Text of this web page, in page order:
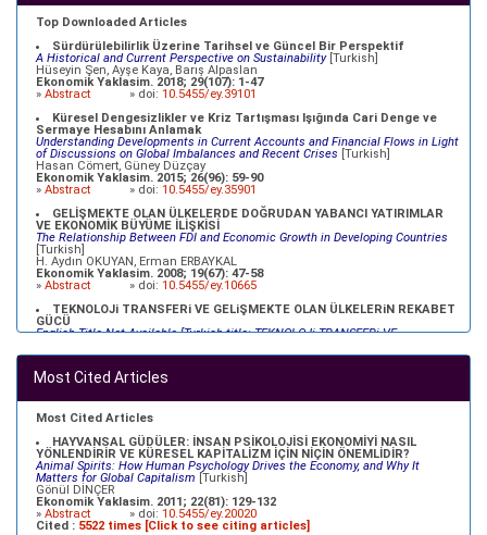
TÜRKİYE EKONOMİSİ İÇİN NAIRU TAHMİNİ
NAIRU Estimation for the Turkish Economy
Ekonomik Yaklasim. 2012; 23(83): 69-91
» Abstract » doi:10.5455/ey.34098
Top Downloaded Articles
Sürdürülebilirlik Üzerine Tarihsel ve Güncel Bir Perspektif
A Historical and Current Perspective on Sustainability[Turkish]
Hüseyin Şen, Ayşe Kaya, Barış Alpaslan
Ekonomik Yaklasim. 2018; 29(107): 1-47
» Abstract » doi: 10.5455/ey.39101
Küresel Dengesizlikler ve Kriz Tartışması Işığında Cari Denge ve
Sermaye Hesabını Anlamak
Understanding Developments in Current Accounts and Financial Flows in Light
of Discussions on Global Imbalances and Recent Crises [Turkish]
Hasan Cömert, Güney Düzçay
Ekonomik Yaklasim. 2015; 26(96): 59-90
» Abstract » doi: 10.5455/ey.35901
GELİŞMEKTE OLAN ÜLKELERDE DOĞRUDAN YABANCI YATIRIMLAR
VE EKONOMİK BÜYÜME İLİŞKİSİ
The Relationship Between FDI and Economic Growth in Developing Countries
[Turkish]
H. Aydın OKUYAN, Erman ERBAYKAL
Ekonomik Yaklasim. 2008; 19(67): 47-58
» Abstract » doi: 10.5455/ey.10665
TEKNOLOJi TRANSFERi VE GELiŞMEKTE OLAN ÜLKELERiN REKABET
GÜCÜ
English Title Not Available [Turkish title: TEKNOLOJi TRANSFERi VE
Refik ÜREYEN, Metin DURGUT, Müfit AKYOS, Oğuz KARAKOÇ
Ekonomik Yaklasim. 2003; 14(47 - Proceedings): 69-92
»Abstract » doi:10.5455/ey.10379
XVII. YÜZYILDA OSMANLILAR VE MERKANTİLİSTLER
English Title Not Available [Turkish Title:XVII. YÜZYILDA OSMANLILAR VE
Mehmet BULUT
Ekonomik Yaklasim. 2000; 11(39): 23-35
»Abstract » doi:10.5455/ey.10334
Most Cited Articles
Most Cited Articles
HAYVANSAL GÜDÜLER: İNSAN PSİKOLOJİSİ EKONOMİYİ NASIL
YÖNLENDİRİR VE KÜRESEL KAPİTALİZM İÇİN NİÇİN ÖNEMLİDİR?
Animal Spirits: How Human Psychology Drives the Economy, and Why It
Matters for Global Capitalism [Turkish]
Gönül DİNÇER
Ekonomik Yaklasim. 2011; 22(81): 129-132
» Abstract » doi: 10.5455/ey.20020
Cited : 5522 times [Click to see citing articles]